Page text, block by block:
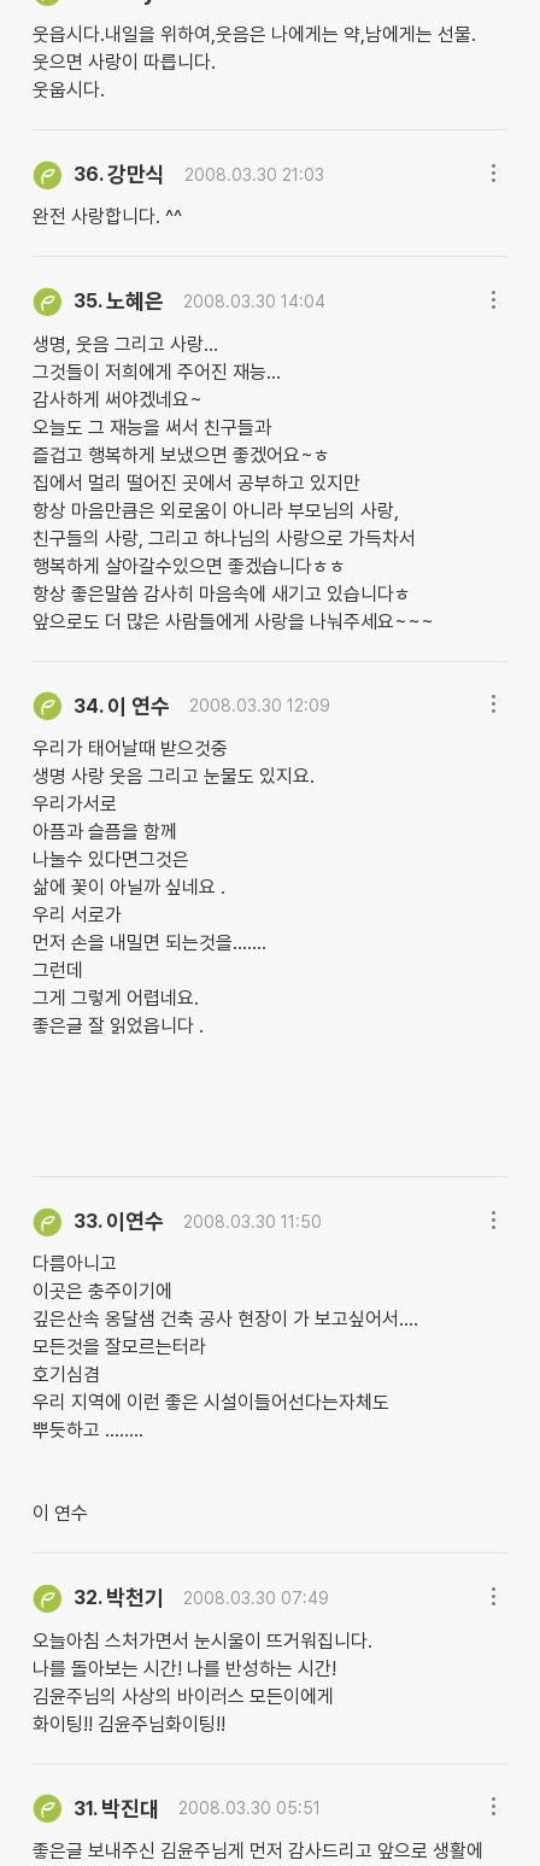
웃읍시다.내일을 위하여,웃음은 나에게는 약,남에게는 선물.
웃으면 사랑이 따릅니다.
웃웁시다.
36.강만식 2008.03.30 21:03
완전 사랑합니다. ^^
35.노혜은 2008.03.30 14:04
생명, 웃음 그리고 사랑...
그것들이 저희에게 주어진 재능...
감사하게 써야겠네요~
오늘도 그 재능을 써서 친구들과
즐겁고 행복하게 보냈으면 좋겠어요~ㅎ
집에서 멀리 떨어진 곳에서 공부하고 있지만
항상 마음만큼은 외로움이 아니라 부모님의 사랑,
친구들의 사랑, 그리고 하나님의 사랑으로 가득차서
행복하게 살아갈수있으면 좋겠습니다ㅎㅎ
항상 좋은말씀 감사히 마음속에 새기고 있습니다ㅎ
앞으로도 더 많은 사람들에게 사랑을 나눠주세요~~~
34. 이 연수 2008.03.30 12:09
우리가 태어날때 받으것중
생명 사랑 웃음 그리고 눈물도 있지요.
우리가서로
아픔과 슬픔을 함께
나눌수 있다면그것은
삶에 꽃이 아닐까 싶네요 .
우리 서로가
먼저 손을 내밀면 되는것을.......
그런데
그게 그렇게 어렵네요.
좋은글 잘 읽었읍니다 .
33. 이연수 2008.03.30 11:50
다름아니고
이곳은 충주이기에
깊은산속 옹달샘 건축 공사 현장이 가 보고싶어서....
모든것을 잘모르는터라
호기심겸
우리 지역에 이런 좋은 시설이들어선다는자체도
뿌듯하고 ........
이 연수
32. 박천기 2008.03.30 07:49
오늘아침 스처가면서 눈시울이 뜨거워집니다.
나를 돌아보는 시간! 나를 반성하는 시간!
김윤주님의 사상의 바이러스 모든이에게
화이팅!! 김윤주님화이팅!!
31. 박진대 2008.03.30 05:51
좋은글 보내주신 김윤주님게 먼저 감사드리고 앞으로 생활에